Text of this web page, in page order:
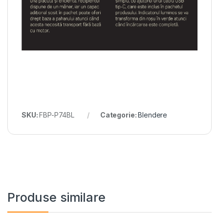
SKU:FBP-P74BL Categorie:Blendere
Produse similare